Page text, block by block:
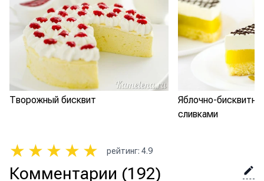
Творожный бисквит
Яблочно-
сливками
★ ★ ★ ★ ★ рейтинг: 4.9
Комментарии (192)